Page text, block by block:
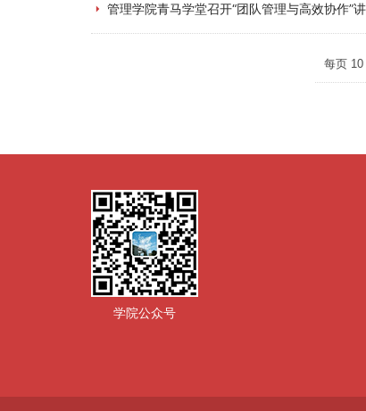
管理学院青马学堂召开“团队管理与高效协作”
每页 10
学院公众号